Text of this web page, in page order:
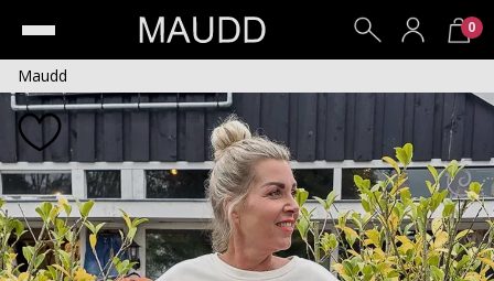
0
Maudd